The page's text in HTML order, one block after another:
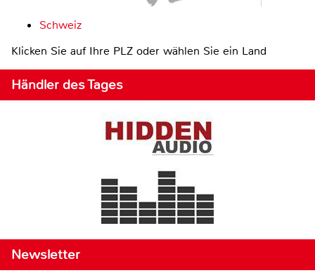
Schweiz
Klicken Sie auf Ihre PLZ oder wählen Sie ein Land
Händler des Tages
Newsletter